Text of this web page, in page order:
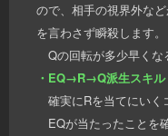
ので、相手の視界外な
を言わさず瞬殺します。
Qの回転が多少早くな
・EQ→R→Q派生スキル
確実にRを当てにいく
EQが当たったことを